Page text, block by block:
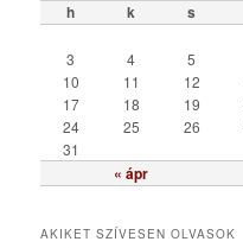
r
h k s
« ápr
3
4 5
10
11 12
17
18 19
24
25 26
31
AKIKET SZÍVESEN OLVASOK